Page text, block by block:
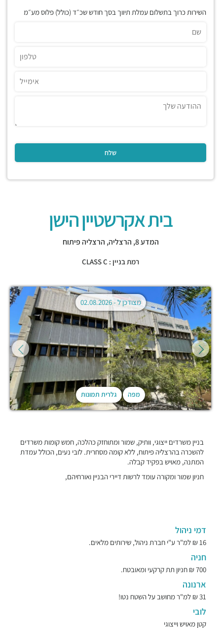
השירות כרוך בתשלום עמלת תיווך בסך חודש שכ״ד (כולל) פלוס מע״מ
בית אקרשטיין הישן
המדע 8, הרצליה, הרצליה פיתוח
רמת בניין : CLASS C
מפה גלרית תמונות
מצודכן ל -02.08.2026
בניין משרדים ייצוגי, וותיק, שמור ומתוחזק כהלכה, חמש קומות משרדים
להשכרה בהרצליה פיתוח, ללא קומה מסחרית. לובי נעים, הכולל עמדת
המתנה, מאויש בפקיד קבלה.
חניון שמור ומקורה עומד לרשות דיירי הבניין ואורחיהם,
דמי ניהול
16 ₪ למ"ר ע"י חברת ניהול, שירותים מלאים.
חניה
700 ₪ חניון תת קרקעי ומאובטח.
ארנונה
31 ₪ למ"ר מחושב על השטח נטו!
לובי
קטן מאויש וייצוגי